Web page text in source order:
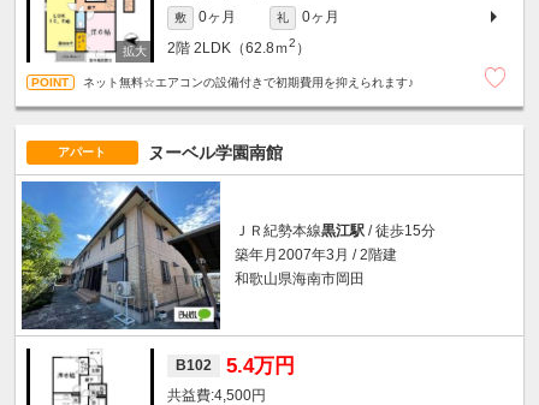
敷 0ヶ月 礼
0ヶ月
2階 2LDK（62.8ｍ2 ）
ネット無料☆エアコンの設備付きで初期費用を抑えられます♪
アパート ヌーベル学園南館
ＪＲ紀勢本線黒江駅 / 徒歩15分
築年月2007年3月 / 2階建
和歌山県海南市岡田
B102 5.4万円
4,500円